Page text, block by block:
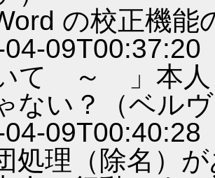
の校正機能
04-
て ～ 」本人
ない？（ベル
04-
処理（除名）